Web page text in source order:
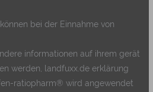
bei der Einnahme von
informationen auf ihrem gerät
werden, landfuxx.de erklärung
ratiopharm® wird angewendet